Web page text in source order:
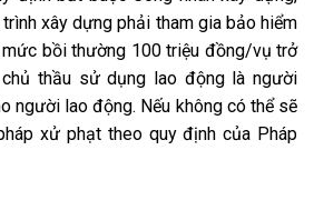
xây dựng phải tham gia bảo hiểm
bồi thường 100 triệu đồng/vụ trở
thầu sử dụng lao động là người
người lao động. Nếu không có thể sẽ
xử phạt theo quy định của Pháp